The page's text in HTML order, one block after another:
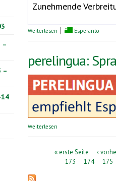
–
–
Zunehmende
Weiterlesen über Erklärung des
Esperanto
perelingua:
Weiterlesen
Seiten« erste Seite ‹
173
174 175